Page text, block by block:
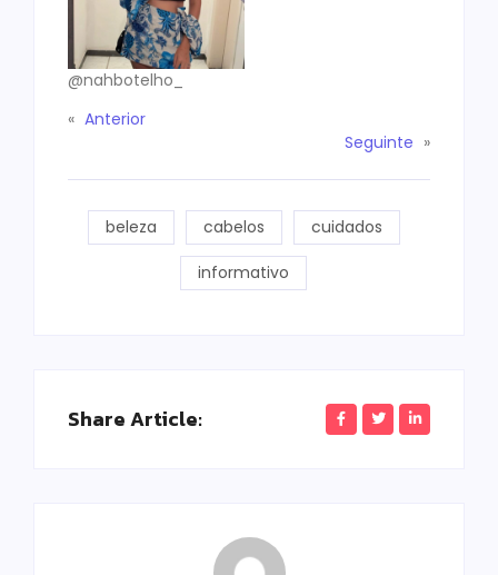
@nahbotelho_
« Anterior
Seguinte »
beleza cabelos cuidados
informativo
Share Article: